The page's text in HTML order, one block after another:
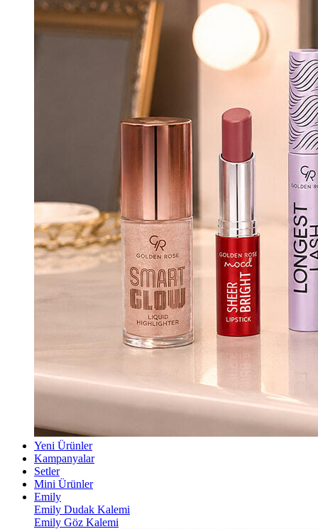
Yeni Ürünler
Kampanyalar
Setler
Mini Ürünler
Emily
Emily Dudak Kalemi
Emily Göz Kalemi